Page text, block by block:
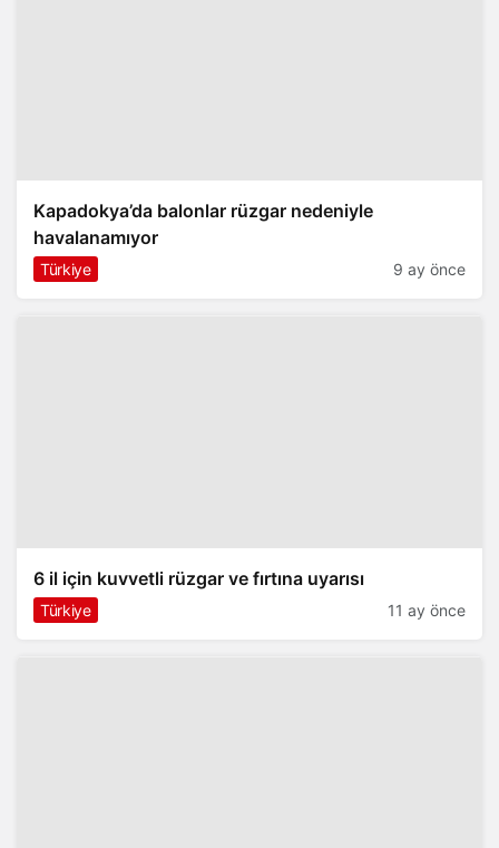
Kapadokya’da balonlar rüzgar nedeniyle
havalanamıyor
Türkiye 9 ay önce
6 il için kuvvetli rüzgar ve fırtına uyarısı
Türkiye 11 ay önce